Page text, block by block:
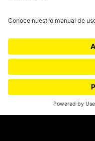
SÍGUENOS
¿Quieres escribir